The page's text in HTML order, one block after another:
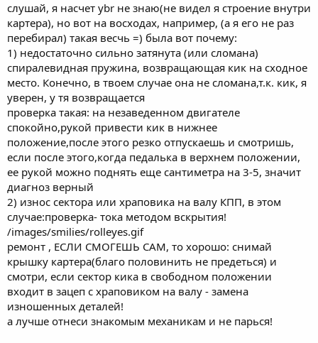
слушай, я насчет ybr не знаю(не видел я строение внутри
картера), но вот на восходах, например, (а я его не раз
перебирал) такая весчь =) была вот почему:
1) недостаточно сильно затянута (или сломана)
спиралевидная пружина, возвращающая кик на сходное
место. Конечно, в твоем случае она не сломана,т.к. кик, я
уверен, у тя возвращается
проверка такая: на незаведенном двигателе
спокойно,рукой привести кик в нижнее
положение,после этого резко отпускаешь и смотришь,
если после этого,когда педалька в верхнем положении,
ее рукой можно поднять еще сантиметра на 3-5, значит
диагноз верный
2) износ сектора или храповика на валу КПП, в этом
случае:проверка- тока методом вскрытия!
/images/smilies/rolleyes.gif
ремонт , ЕСЛИ СМОГЕШЬ САМ, то хорошо: снимай
крышку картера(благо половинить не предеться) и
смотри, если сектор кика в свободном положении
входит в зацеп с храповиком на валу - замена
изношенных деталей!
а лучше отнеси знакомым механикам и не парься!